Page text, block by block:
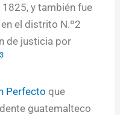
y también fue
el distrito N.º2
de justicia por
3
Perfecto que
guatemalteco